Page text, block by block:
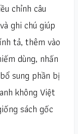
chỉnh câu
ghi chú giúp
tả, thêm vào
dùng, nhấn
sung phần bị
không Việt
sách gốc